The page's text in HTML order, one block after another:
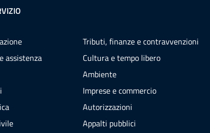
assistenza
Tributi, finanze e contravvenzioni
Cultura e tempo libero
Ambiente
Imprese e commercio
Autorizzazioni
Appalti pubblici